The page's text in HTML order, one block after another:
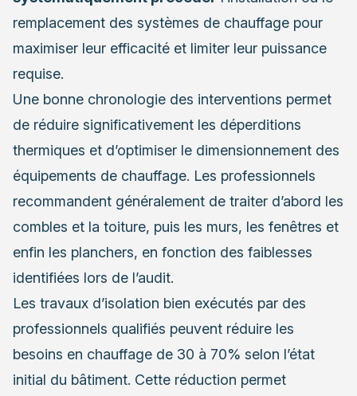
remplacement des systèmes de chauffage pour
maximiser leur efficacité et limiter leur puissance
requise.
Une bonne chronologie des interventions permet
de réduire significativement les déperditions
thermiques et d’optimiser le dimensionnement des
équipements de chauffage. Les professionnels
recommandent généralement de traiter d’abord les
combles et la toiture, puis les murs, les fenêtres et
enfin les planchers, en fonction des faiblesses
identifiées lors de l’audit.
Les travaux d’isolation bien exécutés par des
professionnels qualifiés peuvent réduire les
besoins en chauffage de 30 à 70% selon l’état
initial du bâtiment. Cette réduction permet